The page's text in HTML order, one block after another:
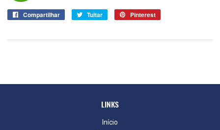
Compartilhar
Compartilhar
Tuitar Tuitar Pinterest
LINKS
Início